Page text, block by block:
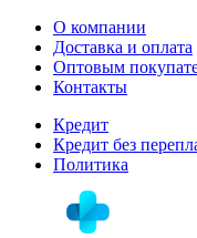
О компании
Доставка и оплата
Оптовым
Контакты
Кредит
Кредит без
Политика